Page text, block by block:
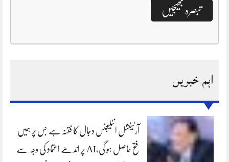
اہم خبریں
آرٹیفشل انٹلیجنس دجال کا فتنہ ہے جس پر ہمیں
فتح حاصل ہو گی،AI پر اندھے اعتماد کی وجہ سے